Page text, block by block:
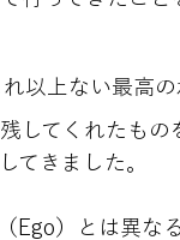
以上ない最高
してくれたも
てきました。
Ego）とは異な